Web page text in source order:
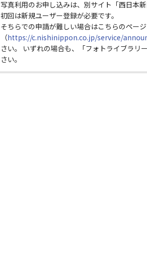
写真利用のお申し込みは、別サイト「西日本
初回は新規ユーザー登録が必要です。
そちらでの申請が難しい場合はこちらのページ
（https://c.nishinippon.co.jp/service/
さい。 いずれの場合も、「フォトライブラリ
さい。